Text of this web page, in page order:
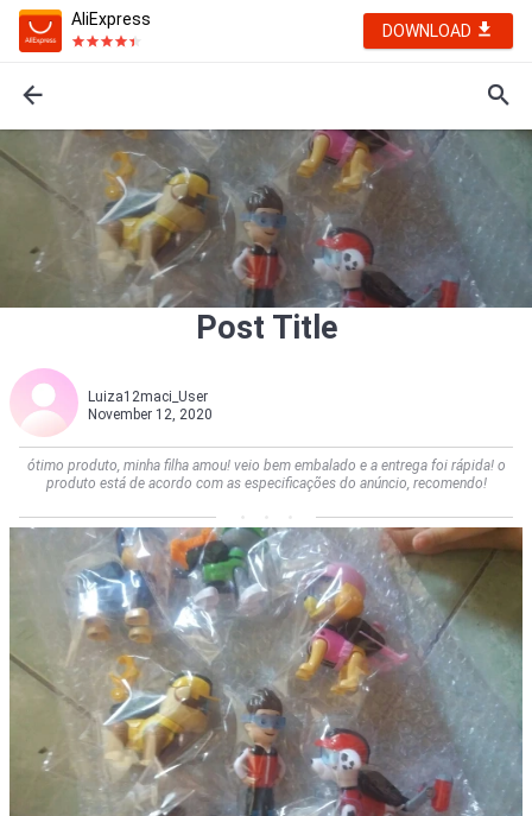
AliExpress
DOWNLOAD
Post Title
Luiza12maci_User
November 12, 2020
ótimo produto, minha filha amou! veio bem embalado e a entrega foi rápida! o
produto está de acordo com as especificações do anúncio, recomendo!